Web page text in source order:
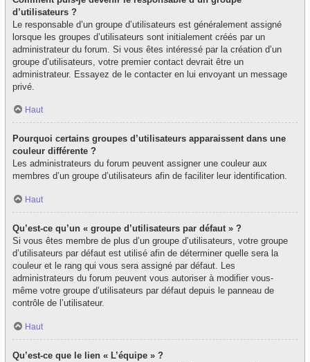
d’utilisateurs ?
Le responsable d’un groupe d’utilisateurs est généralement assigné
lorsque les groupes d’utilisateurs sont initialement créés par un
administrateur du forum. Si vous êtes intéressé par la création d’un
groupe d’utilisateurs, votre premier contact devrait être un
administrateur. Essayez de le contacter en lui envoyant un message
privé.
Haut
Pourquoi certains groupes d’utilisateurs apparaissent dans une
couleur différente ?
Les administrateurs du forum peuvent assigner une couleur aux
membres d’un groupe d’utilisateurs afin de faciliter leur identification.
Haut
Qu’est-ce qu’un « groupe d’utilisateurs par défaut » ?
Si vous êtes membre de plus d’un groupe d’utilisateurs, votre groupe
d’utilisateurs par défaut est utilisé afin de déterminer quelle sera la
couleur et le rang qui vous sera assigné par défaut. Les
administrateurs du forum peuvent vous autoriser à modifier vous-
même votre groupe d’utilisateurs par défaut depuis le panneau de
contrôle de l’utilisateur.
Haut
Qu’est-ce que le lien « L’équipe » ?